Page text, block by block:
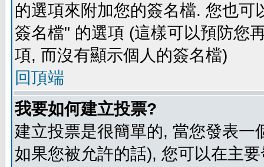
的選項來附加您的簽名檔. 您也
簽名檔" 的選項 (這樣可以預防您
項, 而沒有顯示個人的簽名檔)
回頂端
我要如何建立投票?
建立投票是很簡單的, 當您發表
如果您被允許的話), 您可以在主